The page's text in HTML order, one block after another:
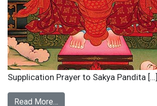
Supplication Prayer to Sakya Pandita […]
Read More…